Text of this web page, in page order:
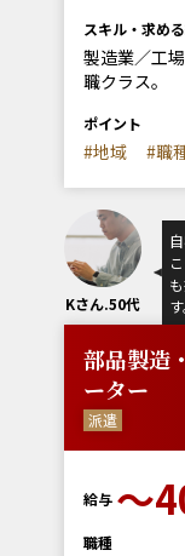
スキル・求め
製造業／工
職クラス。
ポイント
#地域 #職
Kさん.50代
部品製造
ーター
派遣
給与 〜
職種